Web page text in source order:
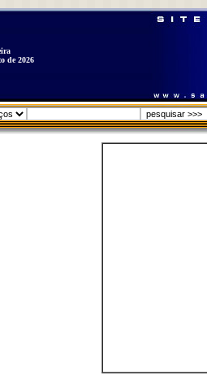
de 2026